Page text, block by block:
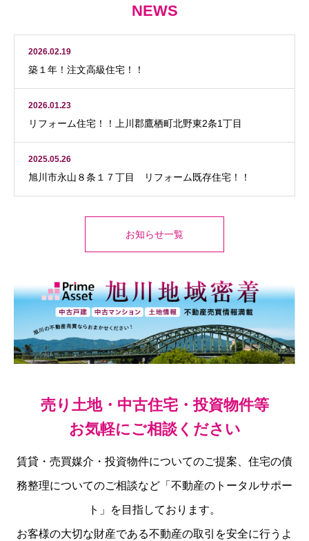
NEWS
2026.02.19
築１年！注文高級住宅！！
2026.01.23
リフォーム住宅！！上川郡鷹栖町北野東2条1丁目
2025.05.26
旭川市永山８条１７丁目 リフォーム既存住宅！！
お知らせ一覧
売り土地・中古住宅・投資物件等
お気軽にご相談ください
賃貸・売買媒介・投資物件についてのご提案、住宅の債
務整理についてのご相談など「不動産のトータルサポー
ト」を目指しております。
お客様の大切な財産である不動産の取引を安全に行うよ